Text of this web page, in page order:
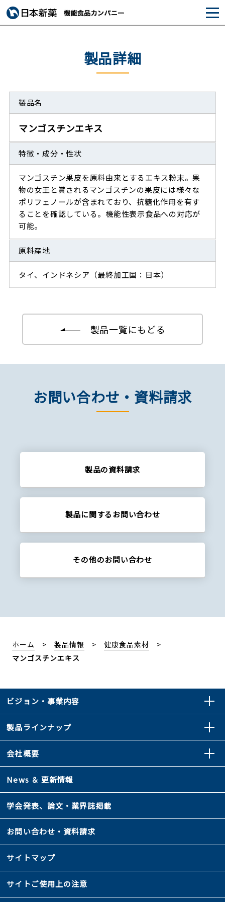
製品詳細
製品名
マンゴスチンエキス
特徴・成分・性状
マンゴスチン果皮を原料由来とするエキス粉末。果
物の女王と賞されるマンゴスチンの果皮には様々な
ポリフェノールが含まれており、抗糖化作用を有す
ることを確認している。機能性表示食品への対応が
可能。
原料産地
タイ、インドネシア（最終加工国：日本）
製品一覧にもどる
お問い合わせ・資料請求
製品の資料請求
製品に関するお問い合わせ
その他のお問い合わせ
ホーム 製品情報
健康食品素材
マンゴスチンエキス
ビジョン・事業内容
製品ラインナップ
会社概要
News ＆ 更新情報
学会発表、論文・業界誌掲載
お問い合わせ・資料請求
サイトマップ
サイトご使用上の注意